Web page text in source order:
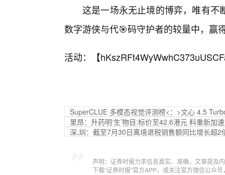
这是一场永无止境的博弈，唯有不
数字游侠与代🎯码守护者的较量中，赢
活动：【
SuperCLUE 多模态视觉评测榜<：>文心 4.5
里昂：升药明‘生’物目:标价至42.6港元 料重新加
深,圳：截至7月30日离境退税销售额同比增长超2
声明：证券时报力求信息真实、准确，文章提及
下载“证券时报”官方APP，或关注官方微信公众